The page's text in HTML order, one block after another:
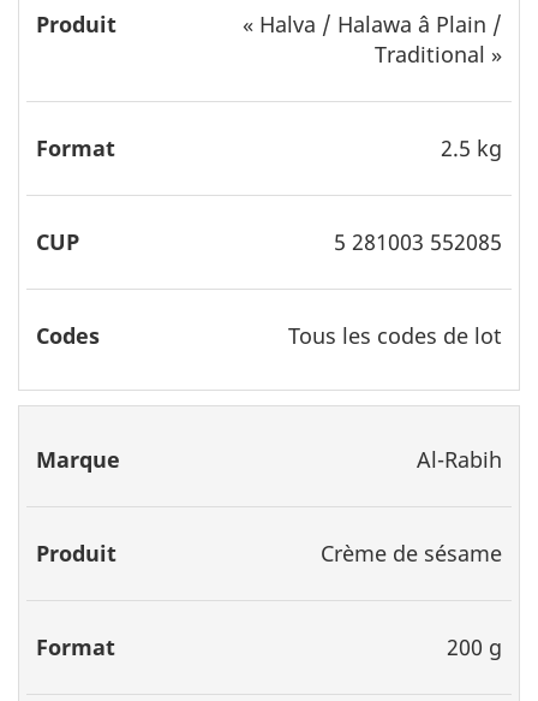
« Halva / Halawa â Plain /
Traditional »
2.5 kg
5 281003 552085
Tous les codes de lot
Al-Rabih
Crème de sésame
200 g